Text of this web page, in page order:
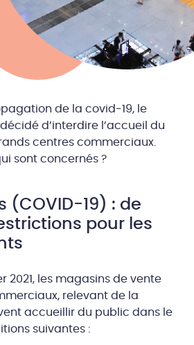
de la covid-19, le
d’interdire l’accueil du
centres commerciaux.
sont concernés ?
(COVID-19) : de
pour les
2021, les magasins de vente
relevant de la
accueillir du public dans le
suivantes :